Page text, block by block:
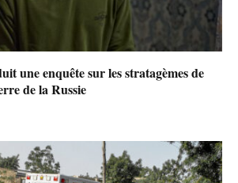
une enquête sur les stratagèmes de
de la Russie